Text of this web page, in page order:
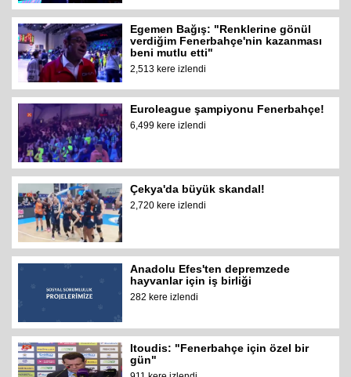
Egemen Bağış: "Renklerine gönül
verdiğim Fenerbahçe'nin kazanması
beni mutlu etti"
2,513 kere izlendi
Euroleague şampiyonu Fenerbahçe!
6,499 kere izlendi
Çekya'da büyük skandal!
2,720 kere izlendi
Anadolu Efes'ten depremzede
hayvanlar için iş birliği
282 kere izlendi
Itoudis: "Fenerbahçe için özel bir
gün"